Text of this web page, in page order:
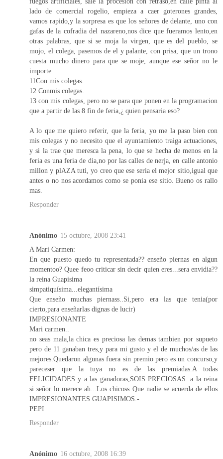
lado de comercial rogelio, empieza a caer goterones grandes,
vamos rapido,y la sorpresa es que los señores de delante, uno con
gafas de la cofradia del nazareno,nos dice que fueramos lento,en
otras palabras, que si se moja la virgen, que es del pueblo, se
mojo, el colega, pasemos de el y palante, con prisa, que un trono
cuesta mucho dinero para que se moje, aunque ese señor no le
importe.
11Con mis colegas.
12 Conmis colegas.
13 con mis colegas, pero no se para que ponen en la programacion
que a partir de las 8 fin de feria,¿ quien pensaria eso?
A lo que me quiero referir, que la feria, yo me la paso bien con
mis colegas y no necesito que el ayuntamiento traiga actuaciones,
y si la trae que meresca la pena, lo que se hecha de menos en la
feria es una feria de dia,no por las calles de nerja, en calle antonio
millon y plAZA tuti, yo creo que ese seria el mejor sitio,igual que
antes o no nos acordamos como se ponia ese sitio. Bueno os rallo
mas.
Responder
Anónimo 15 octubre, 2008 23:41
A Mari Carmen:
En que puesto quedo tu representada?? enseño piernas en algun
momentoo? Quee feoo criticar sin decir quien eres...sera envidia??
la reina Guapisima
simpatiquísima...elegantísima
Que enseño muchas piernass..Si,pero era las que tenia(por
cierto,para enseñarlas dignas de lucir)
IMPRESIONANTE
Mari carmen..
no seas mala,la chica es preciosa las demas tambien por supueto
pero de 11 ganaban tres,y para mi gusto y el de muchos/as de las
mejores.Quedaron algunas fuera sin premio pero es un concurso,y
pareceser que la tuya no es de las premiadas.A todas
FELICIDADES y a las ganadoras,SOIS PRECIOSAS. a la reina
si señor lo merece ah...Los chicoss Que nadie se acuerda de ellos
IMPRESIONANTES GUAPISIMOS.-
PEPI
Responder
Anónimo 16 octubre, 2008 16:39